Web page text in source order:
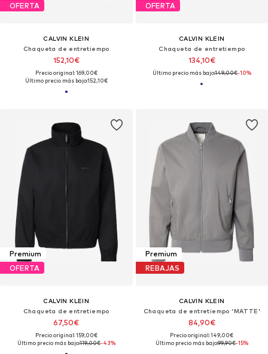
OFERTA
CALVIN KLEIN
Chaqueta de entretiempo
152,10€
Precio original: 169,00€
Último precio más bajo:152,10€
OFERTA
CALVIN KLEIN
Chaqueta de entretiempo
134,10€
Último precio más bajo:149,00€-10%
Premium
OFERTA
CALVIN KLEIN
Chaqueta de entretiempo
67,50€
Precio original: 159,00€
Último precio más bajo:119,00€-43%
Premium
REBAJAS
CALVIN KLEIN
Chaqueta de entretiempo 'MATTE'
84,90€
Precio original: 149,00€
Último precio más bajo:99,90€-15%